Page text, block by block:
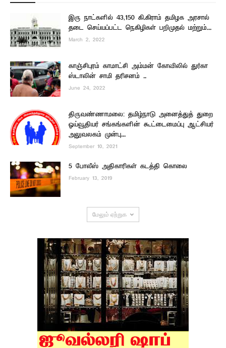
இரு நாட்களில் 43,150 கி.கிராம் தமிழக அரசால்
தடை செய்யப்பட்ட நெகிழிகள் பறிமுதல் மற்றும்...
March 2, 2022
காஞ்சிபுரம் காமாட்சி அம்மன் கோவிலில் துர்கா
ஸ்டாலின் சாமி தரிசனம் ..
June 24, 2022
திருவண்ணாமலை: தமிழ்நாடு அனைத்துத் துறை
ஓய்வூதியர் சங்கங்களின் கூட்டைமைப்பு ஆட்சியர்
அலுவலகம் முன்பு...
September 10, 2021
5 போலீஸ் அதிகாரிகள் கடத்தி கொலை
February 13, 2019
மேலும் ஏற்றுக